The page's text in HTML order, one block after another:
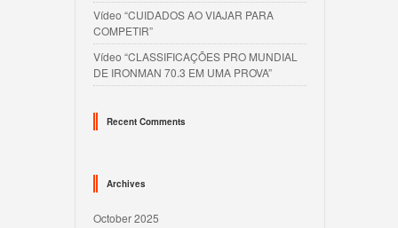
Vídeo “CUIDADOS AO VIAJAR PARA
COMPETIR”
Vídeo “CLASSIFICAÇÕES PRO MUNDIAL
DE IRONMAN 70.3 EM UMA PROVA”
Recent Comments
Archives
October 2025